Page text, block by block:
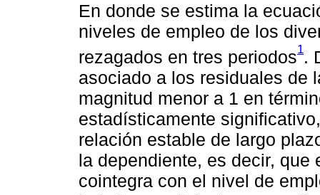
En donde se estima la
niveles de empleo de los
rezagados en tres periodos1.
asociado a los residuales de
magnitud menor a 1 en
estadísticamente
relación estable de largo
la dependiente, es decir,
cointegra con el nivel de